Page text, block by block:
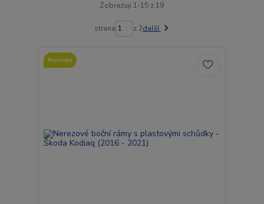
Zobrazuji 1-15 z 19
strana z 2další
Novinka